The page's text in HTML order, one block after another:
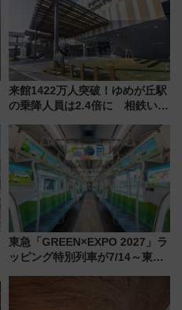
来館1422万人突破！ゆめが丘駅
の乗降人員は2.4倍に 相鉄いず
年祭にそうにゃん＆DB.スター
マンが登場
東急「GREEN×EXPO 2027」ラ
ッピング特別列車が7/14～東